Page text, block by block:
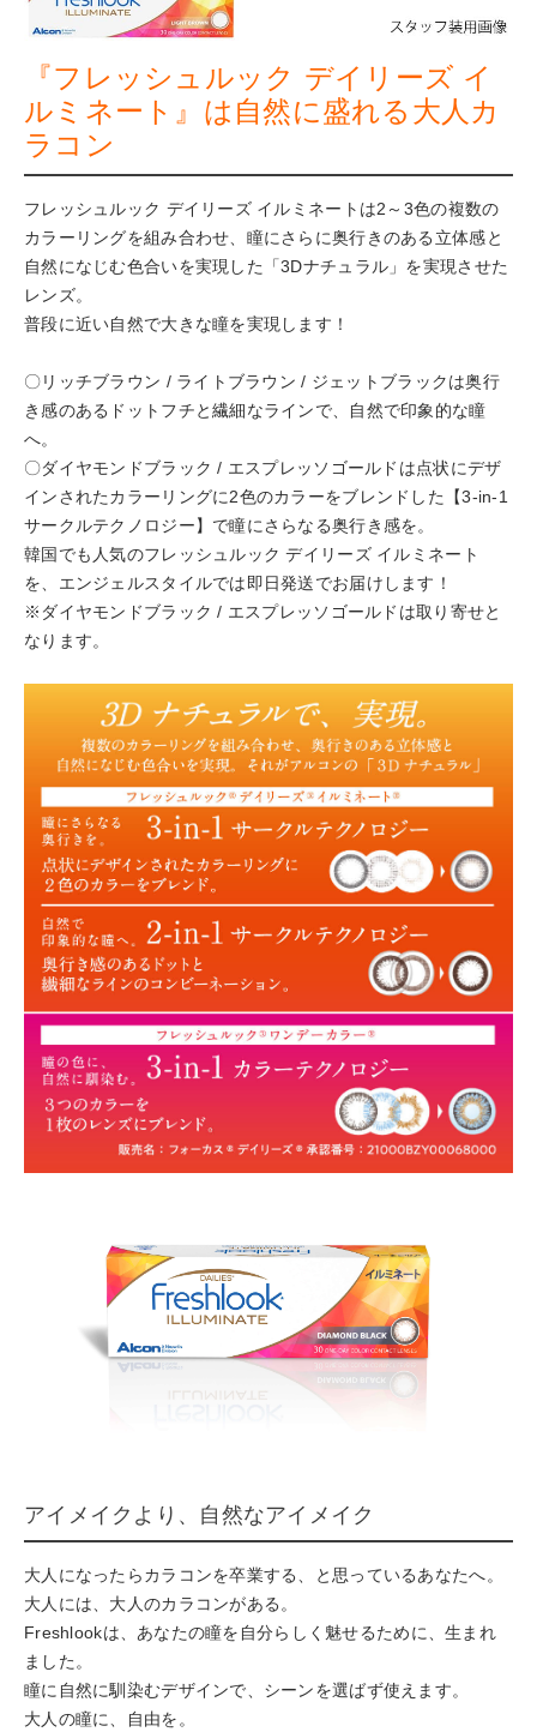
『フレッシュルック デイリーズ イ
ルミネート』は自然に盛れる大人カ
ラコン
フレッシュルック デイリーズ イルミネートは2～3色の複数の
カラーリングを組み合わせ、瞳にさらに奥行きのある立体感と
自然になじむ色合いを実現した「3Dナチュラル」を実現させた
レンズ。
普段に近い自然で大きな瞳を実現します！
〇リッチブラウン / ライトブラウン / ジェットブラックは奥行
き感のあるドットフチと繊細なラインで、自然で印象的な瞳
へ。
〇ダイヤモンドブラック / エスプレッソゴールドは点状にデザ
インされたカラーリングに2色のカラーをブレンドした【3-in-1
サークルテクノロジー】で瞳にさらなる奥行き感を。
韓国でも人気のフレッシュルック デイリーズ イルミネート
を、エンジェルスタイルでは即日発送でお届けします！
※ダイヤモンドブラック / エスプレッソゴールドは取り寄せと
なります。
アイメイクより、自然なアイメイク
大人になったらカラコンを卒業する、と思っているあなたへ。
大人には、大人のカラコンがある。
Freshlookは、あなたの瞳を自分らしく魅せるために、生まれ
ました。
瞳に自然に馴染むデザインで、シーンを選ばず使えます。
大人の瞳に、自由を。